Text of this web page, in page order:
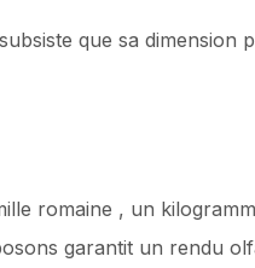
que sa dimension
romaine , un
garantit un rendu